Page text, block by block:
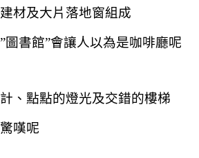
材及大片落地窗組成
圖書館”會讓人以為是咖啡廳呢
、點點的燈光及交錯的樓梯
嘆呢